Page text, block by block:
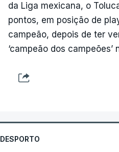
da Liga mexicana, o
pontos, em posição de
campeão, depois de ter
‘campeão dos
DESPORTO